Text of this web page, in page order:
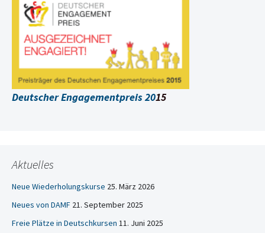
Deutscher Engagementpreis 2015
Aktuelles
Neue Wiederholungskurse 25. März 2026
Neues von DAMF 21. September 2025
Freie Plätze in Deutschkursen 11. Juni 2025